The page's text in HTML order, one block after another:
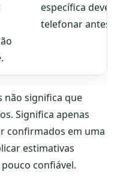
específica deve
telefonar antes.
não significa que
Significa apenas
confirmados em uma
estimativas
confiável.